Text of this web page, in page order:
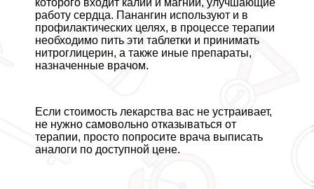
которого входит калий и магний, улучшающие
работу сердца. Панангин используют и в
профилактических целях, в процессе терапии
необходимо пить эти таблетки и принимать
нитроглицерин, а также иные препараты,
назначенные врачом.
Если стоимость лекарства вас не устраивает,
не нужно самовольно отказываться от
терапии, просто попросите врача выписать
аналоги по доступной цене.